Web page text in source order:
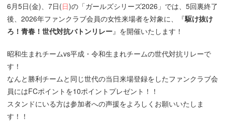
6月5日(金)、7日(日)の「ガールズシリーズ2026」では、5回裏終了
後、2026年ファンクラブ会員の女性来場者を対象に、『駆け抜け
ろ！青春！世代対抗バトンリレー』を開催いたします！
昭和生まれチームvs平成・令和生まれチームの世代対抗リレーで
す！
なんと勝利チームと同じ世代の当日来場登録をしたファンクラブ会
員にはFCポイントを10ポイントプレゼント！！
スタンドにいる方は参加者への声援をよろしくお願いいたしま
す！！